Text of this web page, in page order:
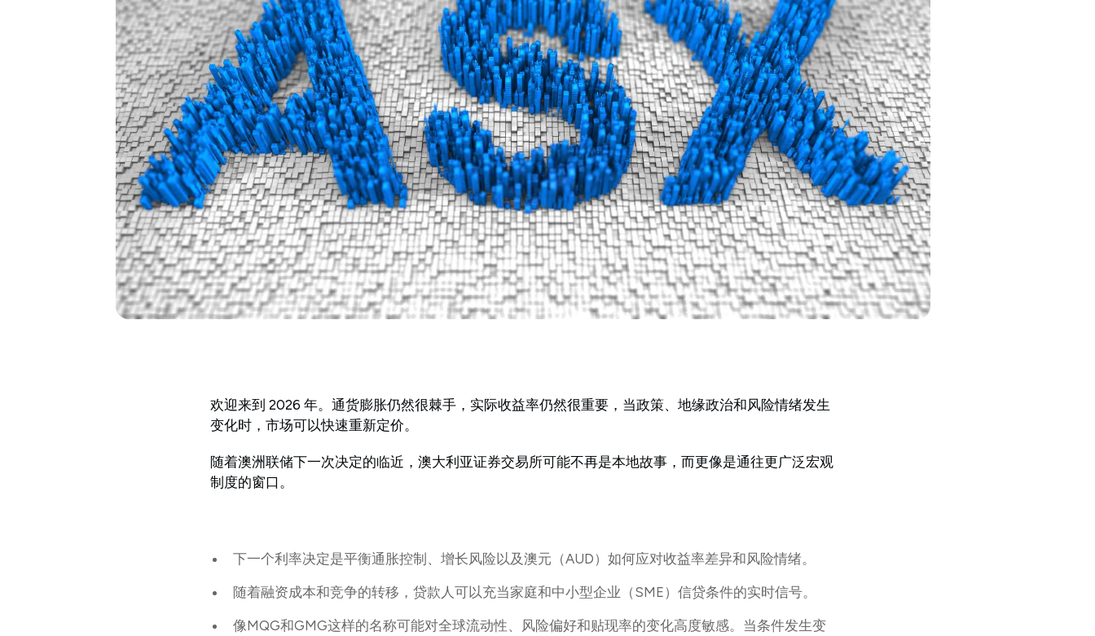
欢迎来到 2026 年。通货膨胀仍然很棘手，实际收益率仍然很重要，当政策、地缘政治和风险情绪发生
变化时，市场可以快速重新定价。
随着澳洲联储下一次决定的临近，澳大利亚证券交易所可能不再是本地故事，而更像是通往更广泛宏观
制度的窗口。
下一个利率决定是平衡通胀控制、增长风险以及澳元（AUD）如何应对收益率差异和风险情绪。
随着融资成本和竞争的转移，贷款人可以充当家庭和中小型企业（SME）信贷条件的实时信号。
像MQG和GMG这样的名称可能对全球流动性、风险偏好和贴现率的变化高度敏感。当条件发生变